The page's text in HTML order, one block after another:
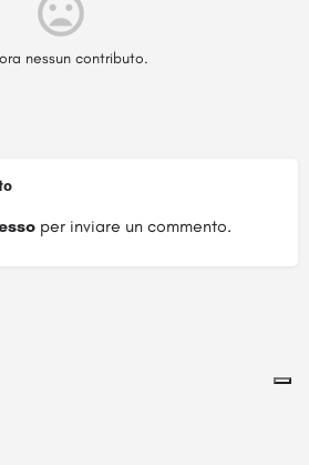
nessun contributo.
per inviare un commento.